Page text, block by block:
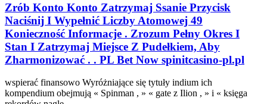
Zrób Konto Konto Zatrzymaj Ssanie Przycisk
Naciśnij I Wypełnić Liczby Atomowej 49
Konieczność Informacje . Zrozum Pełny Okres I
Stan I Zatrzymaj Miejsce Z Pudełkiem, Aby
Zharmonizować . . PL Bet Now spinitcasino-pl.pl
wspierać finansowo Wyróżniające się tytuły indium ich
kompendium obejmują « Spinman , » « gate z Ilion , » i « księga